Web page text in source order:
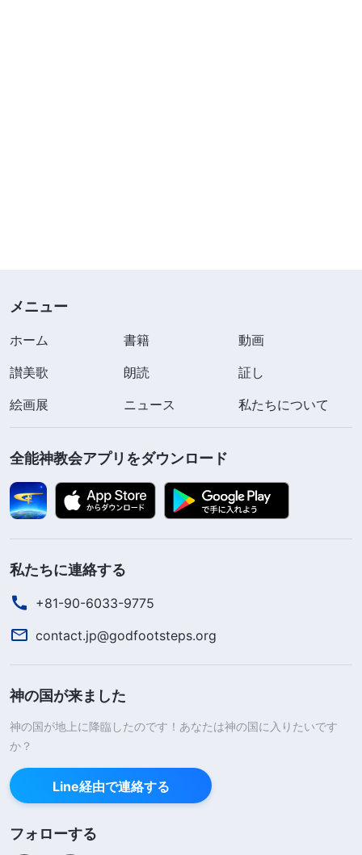
メニュー
ホーム 書籍
動画
讃美歌
朗読
証し
絵画展
ニュース 私たちについて
全能神教会アプリをダウンロード
私たちに連絡する
+81-90-6033-9775
contact.jp@godfootsteps.org
神の国が来ました
神の国が地上に降臨したのです！あなたは神の国に入りたいです
か？
Line経由で連絡する
フォローする